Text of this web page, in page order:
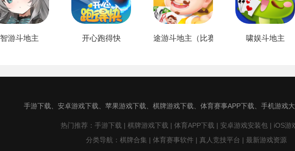
智游斗地主 开心跑得快 途游斗地主（比赛版） 啸娱斗地主
手游下载、安卓游戏下载、苹果游戏下载、棋牌游戏下载、体育赛事APP下载、手机游戏大
热门推荐：手游下载 | 棋牌游戏下载 | 体育APP下载 | 安卓游戏安装包 | iOS游
分类导航：棋牌合集 | 体育赛事软件 | 真人竞技平台 | 最新游戏资源